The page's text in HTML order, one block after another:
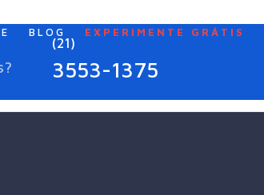
BLOG EXPERIMENTE GRÁTIS
(21)
3553-1375